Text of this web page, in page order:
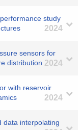
study
2024
sensors for
distribution 2024
with reservoir
2024
data interpolating